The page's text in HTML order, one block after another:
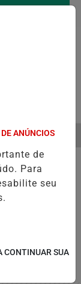
PÚBLICAS
MENU
ANÚNCIOS
de
Para
seu
CONTINUAR SUA